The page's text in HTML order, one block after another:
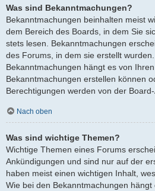
Was sind Bekanntmachungen?
Bekanntmachungen beinhalten meist
dem Bereich des Boards, in dem Sie
stets lesen. Bekanntmachungen
des Forums, in dem sie erstellt
Bekanntmachungen hängt es von
Bekanntmachungen erstellen können
Berechtigungen werden von der
Nach oben
Was sind wichtige Themen?
Wichtige Themen eines Forums
Ankündigungen und sind nur auf der
haben meist einen wichtigen Inhalt,
Wie bei den Bekanntmachungen hängt